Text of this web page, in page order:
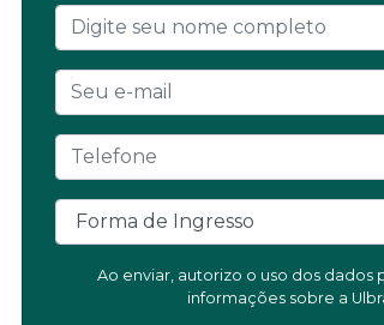
Ao enviar, autorizo o uso dos dados
informações sobre a